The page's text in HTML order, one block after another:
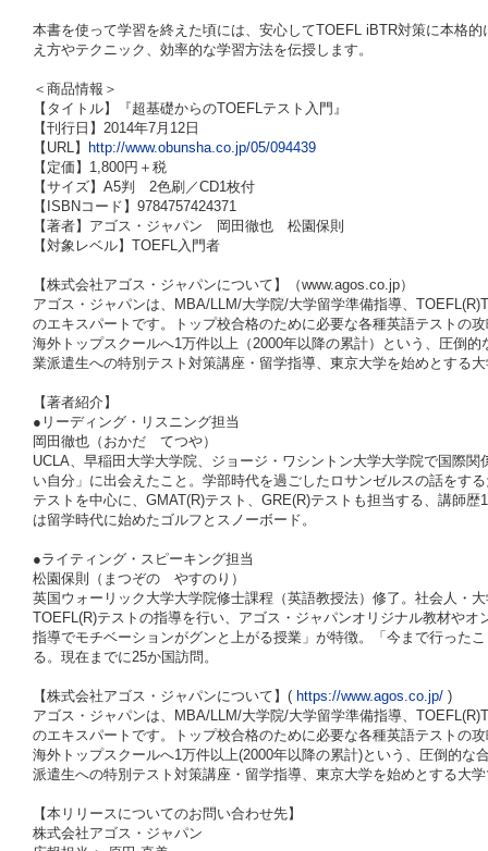
本書を使って学習を終えた頃には、安心してTOEFL iBTR対策に本格
え方やテクニック、効率的な学習方法を伝授します。
＜商品情報＞
【タイトル】『超基礎からのTOEFLテスト入門』
【刊行日】2014年7月12日
【URL】 http://www.obunsha.co.jp/05/094439
【定価】1,800円＋税
【サイズ】A5判 2色刷／CD1枚付
【ISBNコード】9784757424371
【著者】アゴス・ジャパン 岡田徹也 松園保則
【対象レベル】TOEFL入門者
【株式会社アゴス・ジャパンについて】（www.agos.co.jp）
アゴス・ジャパンは、MBA/LLM/大学院/大学留学準備指導、
のエキスパートです。トップ校合格のために必要な各種英語テストの
海外トップスクールへ1万件以上（2000年以降の累計）という、圧倒
業派遣生への特別テスト対策講座・留学指導、東京大学を始めとする
【著者紹介】
●リーディング・リスニング担当
岡田徹也（おかだ てつや）
UCLA、早稲田大学大学院、ジョージ・ワシントン大学大学院で国際
い自分」に出会えたこと。学部時代を過ごしたロサンゼルスの話をす
テストを中心に、GMAT(R)テスト、GRE(R)テストも担当する、講師
は留学時代に始めたゴルフとスノーボード。
●ライティング・スピーキング担当
松園保則（まつぞの やすのり）
英国ウォーリック大学大学院修士課程（英語教授法）修了。社会人・
TOEFL(R)テストの指導を行い、アゴス・ジャパンオリジナル教材や
指導でモチベーションがグンと上がる授業」が特徴。「今まで行った
る。現在までに25か国訪問。
【株式会社アゴス・ジャパンについて】( https://www.agos.co.jp/ )
アゴス・ジャパンは、MBA/LLM/大学院/大学留学準備指導、
のエキスパートです。トップ校合格のために必要な各種英語テストの
海外トップスクールへ1万件以上(2000年以降の累計)という、圧倒的な
派遣生への特別テスト対策講座・留学指導、東京大学を始めとする大
【本リリースについてのお問い合わせ先】
株式会社アゴス・ジャパン